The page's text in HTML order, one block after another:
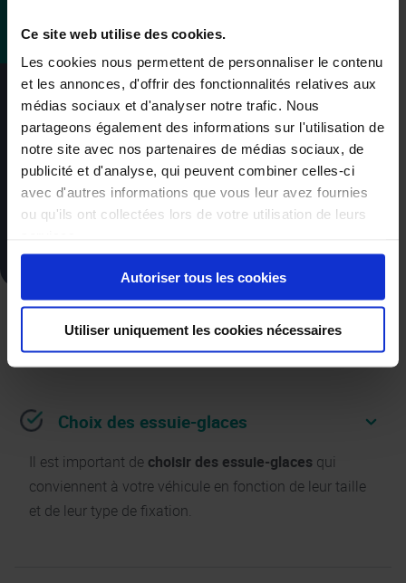
Ce site web utilise des cookies.
Les cookies nous permettent de personnaliser le contenu
et les annonces, d'offrir des fonctionnalités relatives aux
médias sociaux et d'analyser notre trafic. Nous
partageons également des informations sur l'utilisation de
notre site avec nos partenaires de médias sociaux, de
publicité et d'analyse, qui peuvent combiner celles-ci
avec d'autres informations que vous leur avez fournies
ou qu'ils ont collectées lors de votre utilisation de leurs
Autoriser tous les cookies
Utiliser uniquement les cookies nécessaires
A partir de
54,49€
Choix des essuie-glaces
Il est important de choisir des essuie-glaces qui
conviennent à votre véhicule en fonction de leur taille
et de leur type de fixation.
RECEVOIR UN DEVIS GRATUIT
UNE QUESTION ?
+32 87 59 84 59